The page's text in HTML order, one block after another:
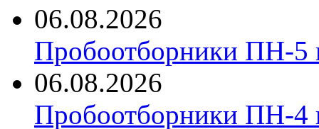
06.08.2026
Пробоотборники ПН-
06.08.2026
Пробоотборники ПН-